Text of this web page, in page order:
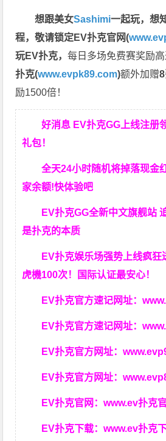
想跟美女Sashimi一起玩，想
程，敬请锁定EV扑克官网(
玩EV扑克，每日多场免费赛奖励
扑克(www.evpk89.com)额外加赠
励1500倍！
好消息 EV扑克GG上线注册
礼包！
全天24小时随机将掉落现金
家余额!快体验吧
EV扑克GG全新中文旗舰站
是扑克的本质
EV扑克娱乐场强势上线疯狂
虎機100次！国际认证最安心！
EV扑克官方速记网址：
EV扑克官方速记网址：
EV扑克官方网址：
EV扑克官方网址：
EV扑克官网：www.ev扑克
EV扑克下载：www.ev扑克